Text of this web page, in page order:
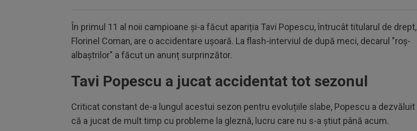
În primul 11 al noii campioane și-a făcut apariția Tavi Popescu, întrucât titularul de drept,
Florinel Coman, are o accidentare ușoară. La flash-interviul de după meci, decarul "roș-
albaștrilor" a făcut un anunț surprinzător.
Tavi Popescu a jucat accidentat tot sezonul
Criticat constant de-a lungul acestui sezon pentru evoluțiile slabe, Popescu a dezvăluit
că a jucat de mult timp cu probleme la gleznă, lucru care nu s-a știut până acum.